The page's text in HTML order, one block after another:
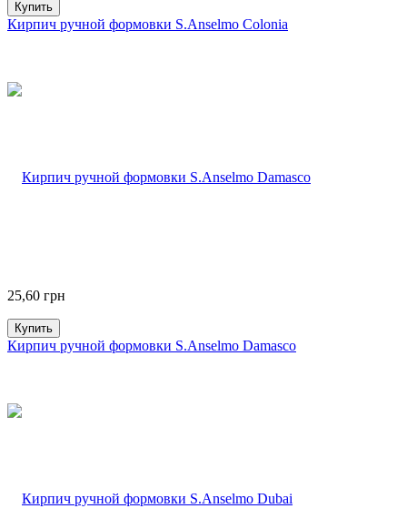
Купить
Кирпич ручной формовки S.Anselmo Colonia
25,60 грн
Купить
Кирпич ручной формовки S.Anselmo Damasco